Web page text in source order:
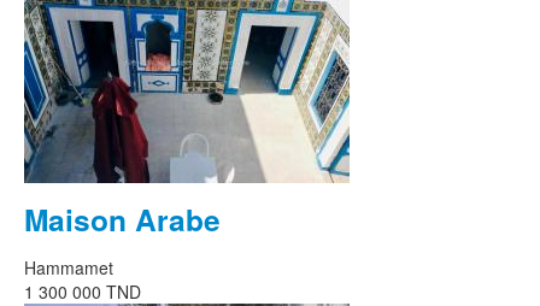
Maison Arabe
Hammamet
1 300 000 TND